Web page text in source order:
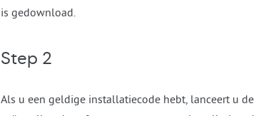
is gedownload.
Step 2
Als u een geldige installatiecode hebt, lanceert u de